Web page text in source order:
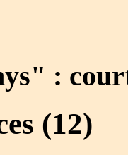
:
(12)